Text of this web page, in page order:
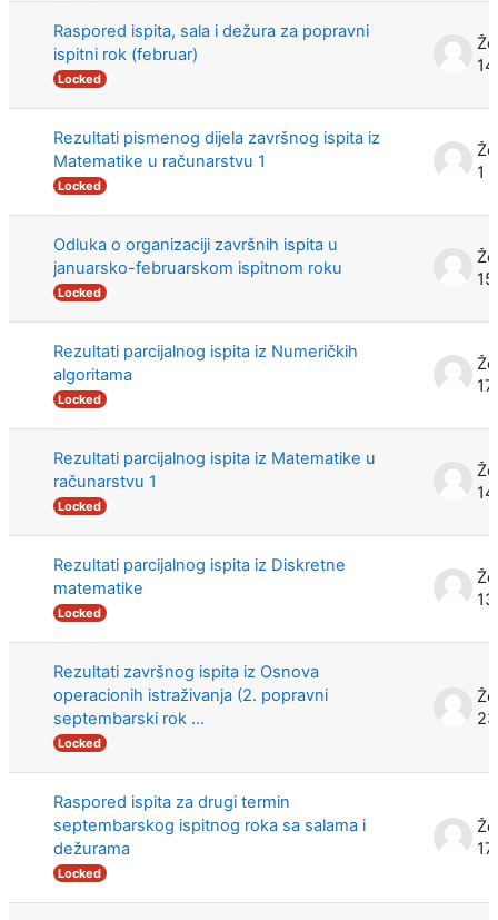
Raspored ispita, sala i dežura za popravni
ispitni rok (februar)
Locked
Rezultati pismenog dijela završnog ispita iz
Matematike u računarstvu 1
Locked
1
Odluka o organizaciji završnih ispita u
januarsko-februarskom ispitnom roku
Locked
Rezultati parcijalnog ispita iz Numeričkih
algoritama
Locked
Rezultati parcijalnog ispita iz Matematike u
računarstvu 1
Locked
Rezultati parcijalnog ispita iz Diskretne
matematike
Locked
Rezultati završnog ispita iz Osnova
operacionih istraživanja (2. popravni
septembarski rok ...
Locked
Raspored ispita za drugi termin
septembarskog ispitnog roka sa salama i
dežurama
Locked